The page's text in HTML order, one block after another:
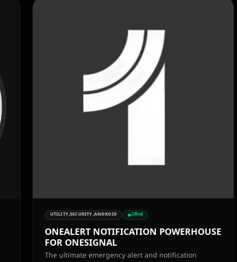
UTILITY,SECURITY,ANDROID ವಿಶೇಷ
ONEALERT NOTIFICATION POWERHOUSE
FOR ONESIGNAL
The ultimate emergency alert and notification